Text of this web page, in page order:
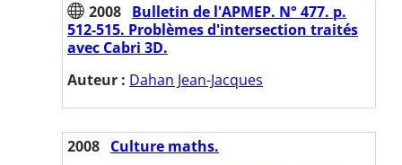
2008 Bulletin de l'APMEP. N° 477. p.
512-515. Problèmes d'intersection traités
avec Cabri 3D.
Auteur : Dahan Jean-Jacques
2008 Culture maths.